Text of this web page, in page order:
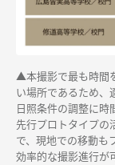
▲本撮影で最も時間
い場所であるため、
日照条件の調整に時
先行プロトタイプの
で、現地での移動も
効率的な撮影進行が